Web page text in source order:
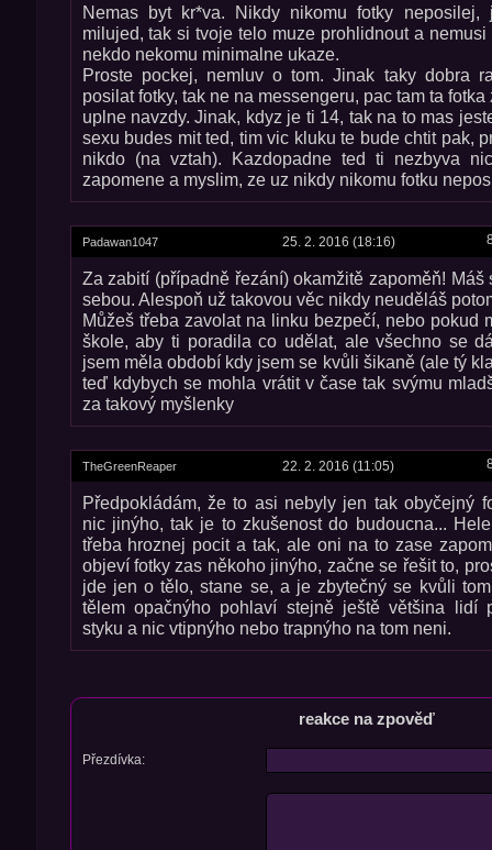
Nemas byt kr*va. Nikdy nikomu fotky
milujed, tak si tvoje telo muze prohlidnout a nemusi
nekdo nekomu minimalne ukaze.
Proste pockej, nemluv o tom. Jinak taky dobra
posilat fotky, tak ne na messengeru, pac tam ta fotka
uplne navzdy. Jinak, kdyz je ti 14, tak na to mas
sexu budes mit ted, tim vic kluku te bude chtit pak,
nikdo (na vztah). Kazdopadne ted ti nezbyva
zapomene a myslim, ze uz nikdy nikomu fotku
Padawan1047 25. 2. 2016 (18:16)
Za zabití (případně řezání) okamžitě zapoměň! Máš
sebou. Alespoň už takovou věc nikdy neuděláš
Můžeš třeba zavolat na linku bezpečí, nebo pokud
škole, aby ti poradila co udělat, ale všechno se
jsem měla období kdy jsem se kvůli šikaně (ale tý
teď kdybych se mohla vrátit v čase tak svýmu
za takový myšlenky
TheGreenReaper 22. 2. 2016 (11:05)
Předpokládám, že to asi nebyly jen tak obyčejný
nic jinýho, tak je to zkušenost do budoucna...
třeba hroznej pocit a tak, ale oni na to zase
objeví fotky zas někoho jinýho, začne se řešit to,
jde jen o tělo, stane se, a je zbytečný se kvůli
tělem opačnýho pohlaví stejně ještě většina lidí
styku a nic vtipnýho nebo trapnýho na tom neni.
reakce na zpověď
Přezdívka: